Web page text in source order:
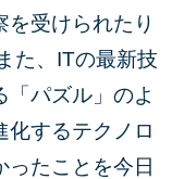
を受けられたり
た、ITの最新技
パズル」のよ
化するテクノロ
ったことを今日